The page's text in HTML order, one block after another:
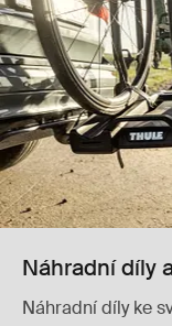
Náhradní díly
Náhradní díly ke